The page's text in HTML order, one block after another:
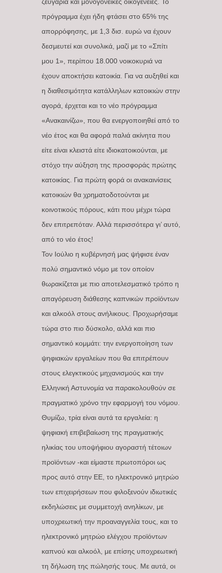
πρόγραμμα έχει ήδη φτάσει στο 65% της
απορρόφησης, με 1,3 δισ. ευρώ να έχουν
δεσμευτεί και συνολικά, μαζί με το «Σπίτι
μου 1», περίπου 18.000 νοικοκυριά να
έχουν αποκτήσει κατοικία. Για να αυξηθεί και
η διαθεσιμότητα κατάλληλων κατοικιών στην
αγορά, έρχεται και το νέο πρόγραμμα
«Ανακαινίζω», που θα ενεργοποιηθεί από το
νέο έτος και θα αφορά παλιά ακίνητα που
είτε είναι κλειστά είτε ιδιοκατοικούνται, με
στόχο την αύξηση της προσφοράς πρώτης
κατοικίας. Για πρώτη φορά οι ανακαινίσεις
κατοικιών θα χρηματοδοτούνται με
κοινοτικούς πόρους, κάτι που μέχρι τώρα
δεν επιτρεπόταν. Αλλά περισσότερα γι’ αυτό,
από το νέο έτος!
Τον Ιούλιο η κυβέρνησή μας ψήφισε έναν
πολύ σημαντικό νόμο με τον οποίον
θωρακίζεται με πιο αποτελεσματικό τρόπο η
απαγόρευση διάθεσης καπνικών προϊόντων
και αλκοόλ στους ανήλικους. Προχωρήσαμε
τώρα στο πιο δύσκολο, αλλά και πιο
σημαντικό κομμάτι: την ενεργοποίηση των
ψηφιακών εργαλείων που θα επιτρέπουν
στους ελεγκτικούς μηχανισμούς και την
Ελληνική Αστυνομία να παρακολουθούν σε
πραγματικό χρόνο την εφαρμογή του νόμου.
Θυμίζω, τρία είναι αυτά τα εργαλεία: η
ψηφιακή επιβεβαίωση της πραγματικής
ηλικίας του υποψήφιου αγοραστή τέτοιων
προϊόντων -και είμαστε πρωτοπόροι ως
προς αυτό στην ΕΕ, το ηλεκτρονικό μητρώο
των επιχειρήσεων που φιλοξενούν ιδιωτικές
εκδηλώσεις με συμμετοχή ανηλίκων, με
υποχρεωτική την προαναγγελία τους, και το
ηλεκτρονικό μητρώο ελέγχου προϊόντων
καπνού και αλκοόλ, με επίσης υποχρεωτική
τη δήλωση της πώλησής τους. Με αυτά, οι